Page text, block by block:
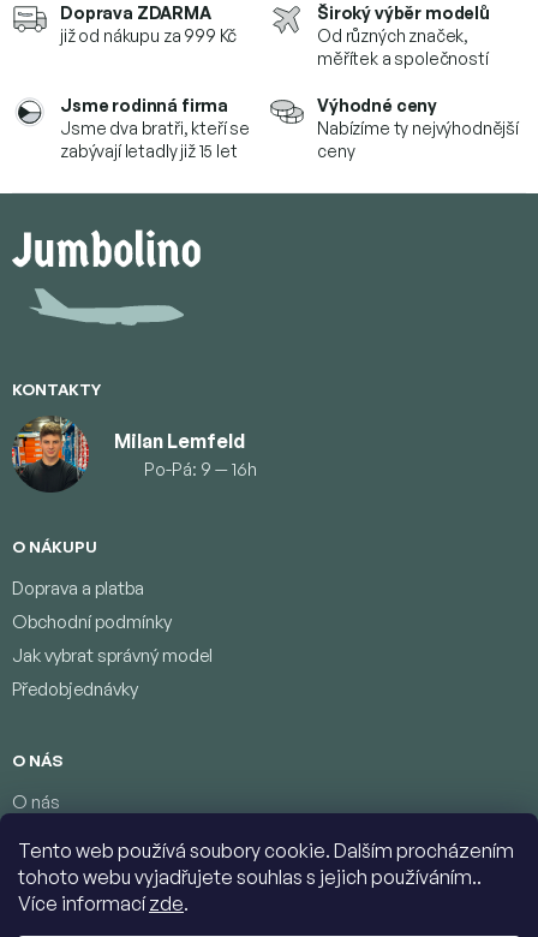
Tento web používá soubory cookie. Dalším procházením
tohoto webu vyjadřujete souhlas s jejich používáním..
Více informacízde.
Doprava ZDARMA
již od nákupu za 999 Kč
Široký výběr modelů
Od různých značek,
měřítek a společností
Jsme rodinná firma
Jsme dva bratři, kteří se
zabývají letadly již 15 let
Výhodné ceny
Nabízíme ty nejvýhodnější
ceny
p
KONTAKTY
Milan Lemfeld
Po-Pá: 9 — 16h
O NÁKUPU
Doprava a platba
Obchodní podmínky
Jak vybrat správný model
Předobjednávky
O NÁS
O nás
Podmínky ochrany osobních údajů
Kontakty